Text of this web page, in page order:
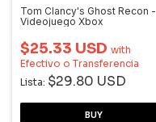
Tom Clancy's Ghost Recon -
Videojuego Xbox
$25.33 USD with
Efectivo o Transferencia
Lista: $29.80 USD